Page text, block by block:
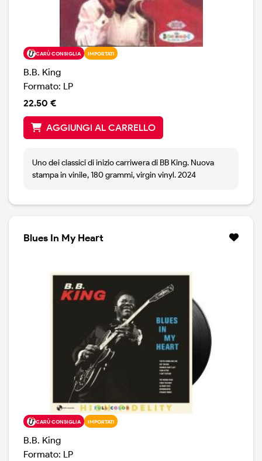
CARÙ CONSIGLIA IMPORTATI
B.B. King
Formato: LP
22.50 €
AGGIUNGI AL CARRELLO
Uno dei classici di inizio carriwera di BB King. Nuova
stampa in vinile, 180 grammi, virgin vinyl. 2024
Blues In My Heart
CARÙ CONSIGLIA IMPORTATI
B.B. King
Formato: LP